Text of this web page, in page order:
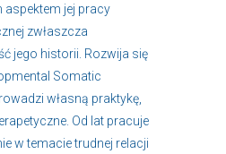
aspektem jej pracy
zwłaszcza
jego historii. Rozwija się
Somatic
własną praktykę,
Od lat pracuje
w temacie trudnej relacji